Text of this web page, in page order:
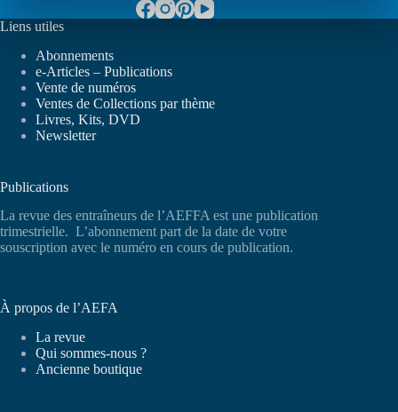
Liens utiles
Abonnements
e-Articles – Publications
Vente de numéros
Ventes de Collections par thème
Livres, Kits, DVD
Newsletter
Publications
La revue des entraîneurs de l’AEFFA est une publication
trimestrielle. L’abonnement part de la date de votre
souscription avec le numéro en cours de publication.
À propos de l’AEFA
La revue
Qui sommes-nous ?
Ancienne boutique